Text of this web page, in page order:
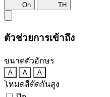
On TH
ตัวช่วยการเข้าถึง
ขนาดตัวอักษร
A A A
โหมดสีตัดกันสูง